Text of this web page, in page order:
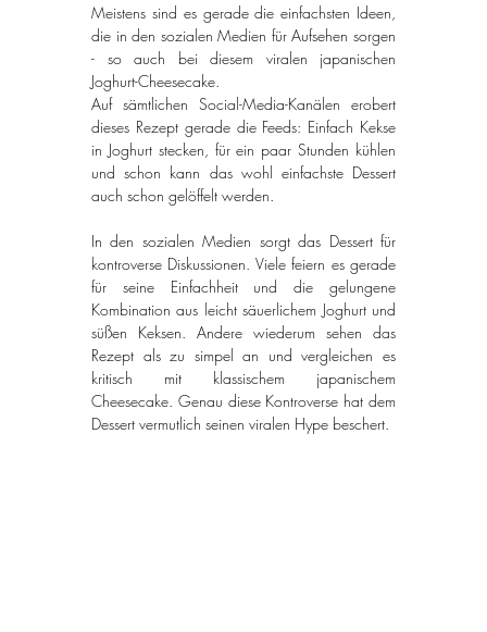
Meistens sind es gerade die einfachsten Ideen,
die in den sozialen Medien für Aufsehen sorgen
- so auch bei diesem viralen japanischen
Joghurt-Cheesecake.
Auf sämtlichen Social-Media-Kanälen erobert
dieses Rezept gerade die Feeds: Einfach Kekse
in Joghurt stecken, für ein paar Stunden kühlen
und schon kann das wohl einfachste Dessert
auch schon gelöffelt werden.
In den sozialen Medien sorgt das Dessert für
kontroverse Diskussionen. Viele feiern es gerade
für seine Einfachheit und die gelungene
Kombination aus leicht säuerlichem Joghurt und
süßen Keksen. Andere wiederum sehen das
Rezept als zu simpel an und vergleichen es
kritisch mit klassischem japanischem
Cheesecake. Genau diese Kontroverse hat dem
Dessert vermutlich seinen viralen Hype beschert.